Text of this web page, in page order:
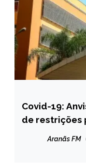
BRASIL
NOTÍCIAS
Covid-19:
de restrições
Aranãs FM